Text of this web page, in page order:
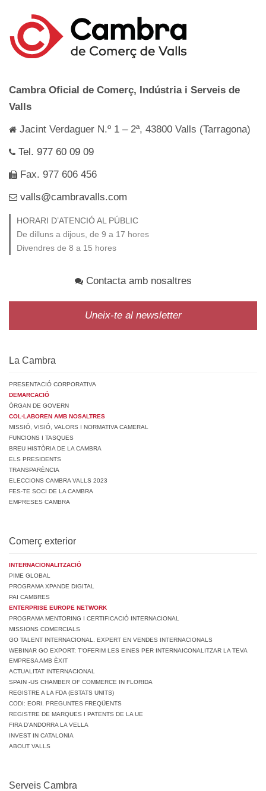
Cambra Oficial de Comerç, Indústria i Serveis de
Valls
Jacint Verdaguer N.º 1 – 2ª, 43800 Valls (Tarragona)
Tel. 977 60 09 09
Fax. 977 606 456
valls@cambravalls.com
HORARI D’ATENCIÓ AL PÚBLIC
De dilluns a dijous, de 9 a 17 hores
Divendres de 8 a 15 hores
Contacta amb nosaltres
Uneix-te al newsletter
La Cambra
PRESENTACIÓ CORPORATIVA
DEMARCACIÓ
ÒRGAN DE GOVERN
COL·LABOREN AMB NOSALTRES
MISSIÓ, VISIÓ, VALORS I NORMATIVA CAMERAL
FUNCIONS I TASQUES
BREU HISTÒRIA DE LA CAMBRA
ELS PRESIDENTS
TRANSPARÈNCIA
ELECCIONS CAMBRA VALLS 2023
FES-TE SOCI DE LA CAMBRA
EMPRESES CAMBRA
Comerç exterior
INTERNACIONALITZACIÓ
PIME GLOBAL
PROGRAMA XPANDE DIGITAL
PAI CAMBRES
ENTERPRISE EUROPE NETWORK
PROGRAMA MENTORING I CERTIFICACIÓ INTERNACIONAL
MISSIONS COMERCIALS
GO TALENT INTERNACIONAL. EXPERT EN VENDES INTERNACIONALS
WEBINAR GO EXPORT: T’OFERIM LES EINES PER INTERNAICONALITZAR LA TEVA
EMPRESA AMB ÈXIT
ACTUALITAT INTERNACIONAL
SPAIN -US CHAMBER OF COMMERCE IN FLORIDA
REGISTRE A LA FDA (ESTATS UNITS)
CODI: EORI. PREGUNTES FREQÜENTS
REGISTRE DE MARQUES I PATENTS DE LA UE
FIRA D’ANDORRA LA VELLA
INVEST IN CATALONIA
ABOUT VALLS
Serveis Cambra